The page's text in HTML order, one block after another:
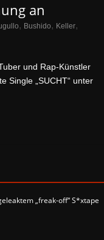
an
, Bushido, Keller,
und Rap-Künstler
Single „SUCHT“ unter
„freak-off“ S*xtape